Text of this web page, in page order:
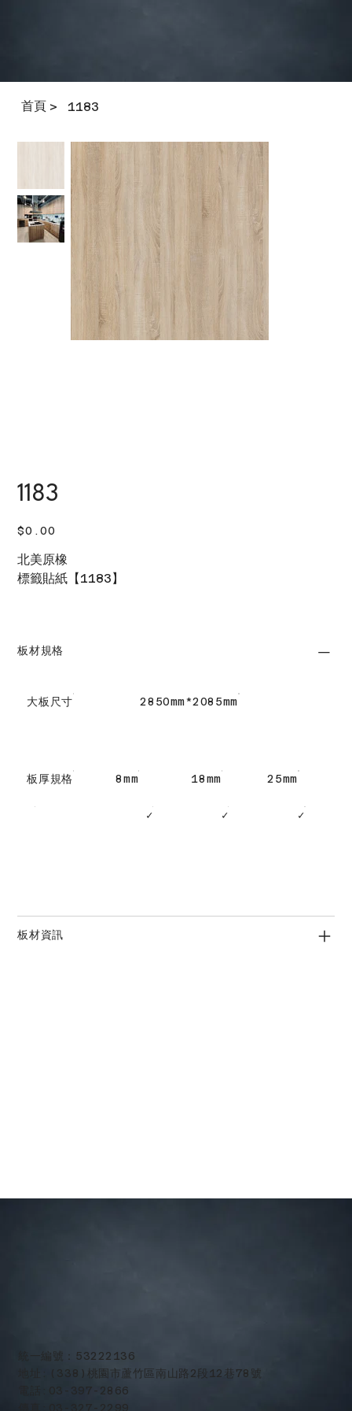
首頁 > 1183
1183
價
格
$0.00
北美原橡
標籤貼紙【1183】
板材規格
大板尺寸 2850mm*2085mm
板厚規格 8mm 18mm 25mm
✓ ✓ ✓
板材資訊
​統一編號：53222136
地址:(338)桃園市蘆竹區南山路2段12巷78號
電話:03-397-2866
傳真:03-327-2299